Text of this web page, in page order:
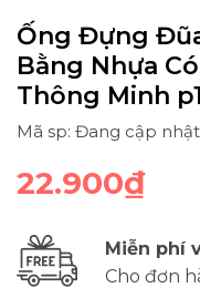
Ống Đựng
Bằng Nhựa
Thông Minh
Mã sp: Đang cập nhật
22.900₫
Miễn phí
Cho đơn